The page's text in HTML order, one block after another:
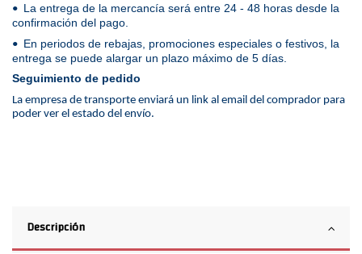
• La entrega de la mercancía será entre 24 - 48 horas desde la
confirmación del pago.
• En periodos de rebajas, promociones especiales o festivos, la
entrega se puede alargar un plazo máximo de 5 días.
Seguimiento de pedido
La empresa de transporte enviará un link al email del comprador para
poder ver el estado del envío.
Descripción